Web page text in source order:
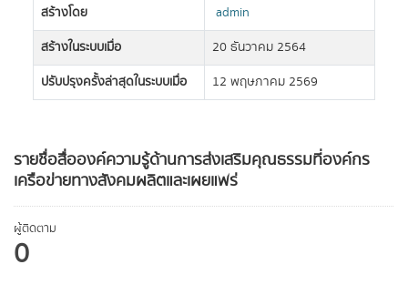
รายชื่อสื่อองค์ความรู้ด้านการส่งเสริมคุณธรรมที่องค์กร
เครือข่ายทางสังคมผลิตและเผยแพร่
ผู้ติดตาม
0
สร้างโดย
admin
สร้างในระบบเมื่อ
20 ธันวาคม 2564
ปรับปรุงครั้งล่าสุดในระบบเมื่อ
12 พฤษภาคม 2569